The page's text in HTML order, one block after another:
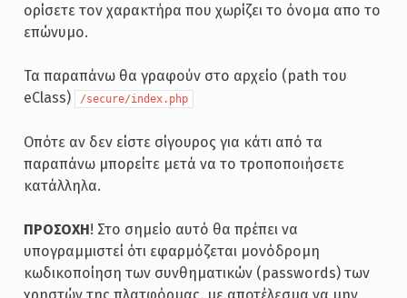
ορίσετε τον χαρακτήρα που χωρίζει το όνομα απο το
επώνυμο.
Τα παραπάνω θα γραφούν στο αρχείο (path του
eClass)
/secure/index.php
Οπότε αν δεν είστε σίγουρος για κάτι από τα
παραπάνω μπορείτε μετά να το τροποποιήσετε
κατάλληλα.
ΠΡΟΣΟΧΗ! Στο σημείο αυτό θα πρέπει να
υπογραμμιστεί ότι εφαρμόζεται μονόδρομη
κωδικοποίηση των συνθηματικών (passwords) των